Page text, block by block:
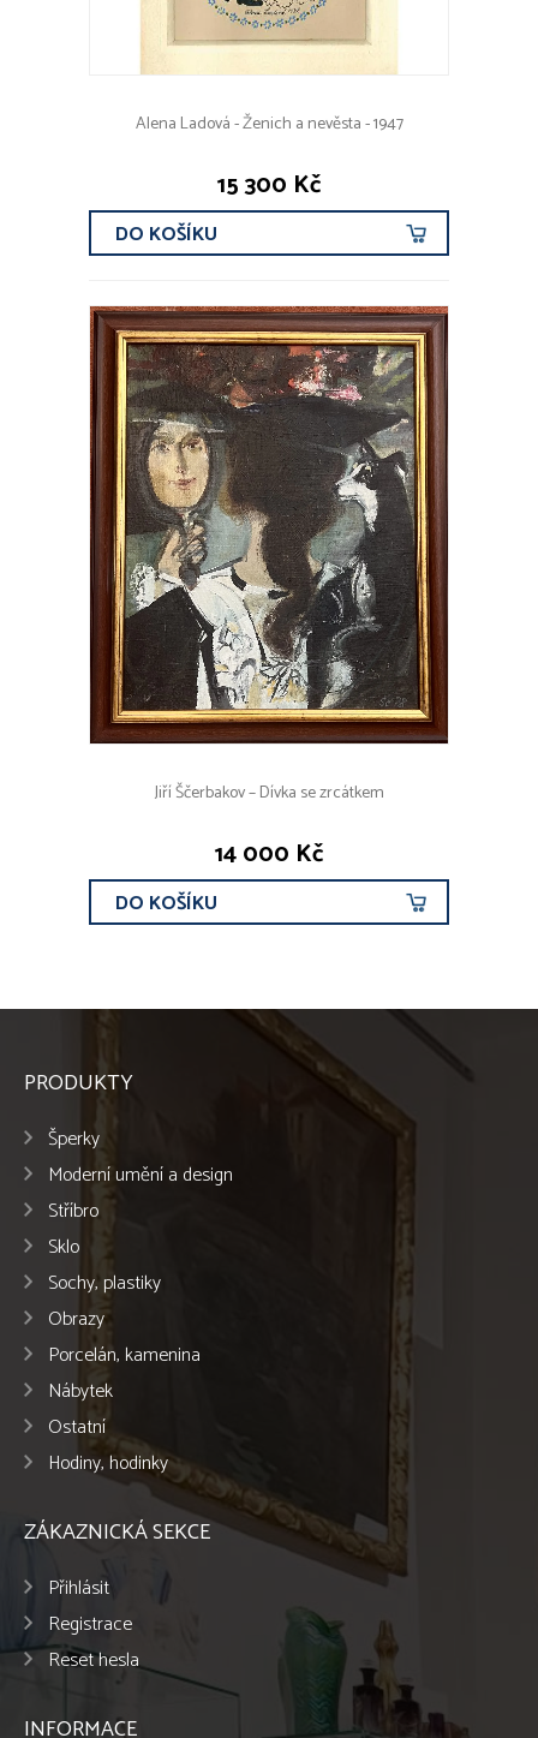
Alena Ladová - Ženich a nevěsta - 1947
15 300 Kč
DO KOŠÍKU
Jiří Ščerbakov – Dívka se zrcátkem
14 000 Kč
DO KOŠÍKU
PRODUKTY
Šperky
Moderní umění a design
Stříbro
Sklo
Sochy, plastiky
Obrazy
Porcelán, kamenina
Nábytek
Ostatní
Hodiny, hodinky
ZÁKAZNICKÁ SEKCE
Přihlásit
Registrace
Reset hesla
INFORMACE